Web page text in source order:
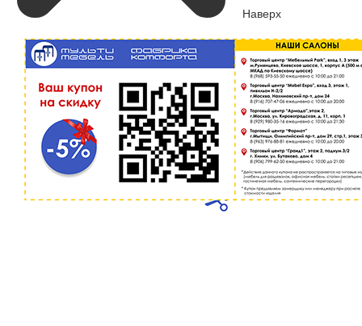
Наверх